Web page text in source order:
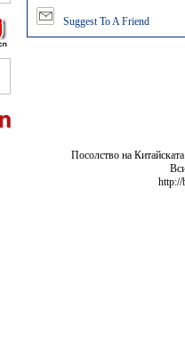
Suggest To A Friend
Посолство на
http://